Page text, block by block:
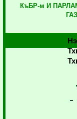
КъБР-м И